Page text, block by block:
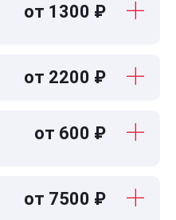
от 1300 ₽
от 2200 ₽
от 600 ₽
от 7500 ₽